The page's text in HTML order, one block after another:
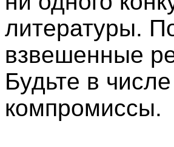
литературы.
взвешенные
Будьте в
компромиссы.